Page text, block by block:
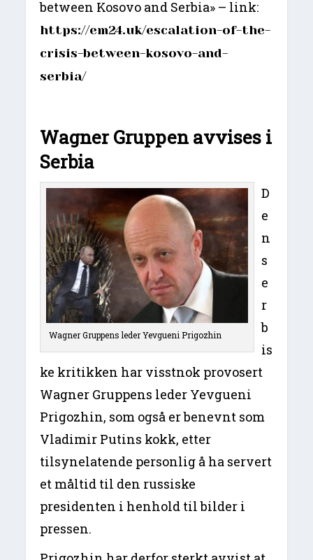
between Kosovo and Serbia» – link:
https://em24.uk/escalation-of-the-
crisis-between-kosovo-and-
serbia/
Wagner Gruppen avvises i
Serbia
Wagner Gruppens leder Yevgueni Prigozhin
D
e
n
s
e
r
b
is
ke kritikken har visstnok provosert
Wagner Gruppens leder Yevgueni
Prigozhin, som også er benevnt som
Vladimir Putins kokk, etter
tilsynelatende personlig å ha servert
et måltid til den russiske
presidenten i henhold til bilder i
pressen.